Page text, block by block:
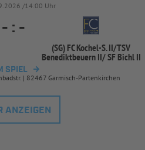
/14:00 Uhr
- : -
(SG) FC Kochel-S. II/TSV
Benediktbeuern II/SF Bichl II
SPIEL
| 82467 Garmisch-Partenkirchen
ANZEIGEN